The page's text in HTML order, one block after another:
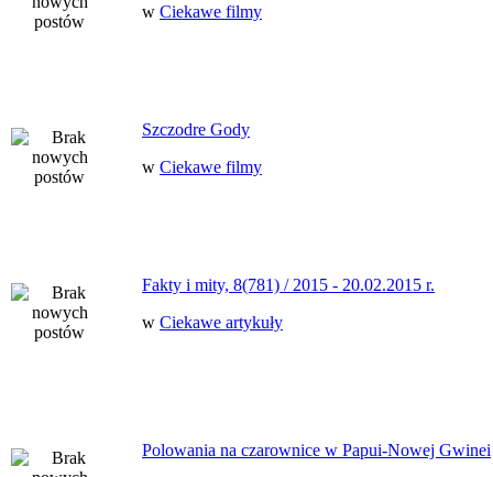
w Ciekawe filmy
Szczodre Gody
w Ciekawe filmy
Fakty i mity, 8(781) / 2015 - 20.02.2015 r.
w Ciekawe artykuły
Polowania na czarownice w Papui-Nowej Gwinei